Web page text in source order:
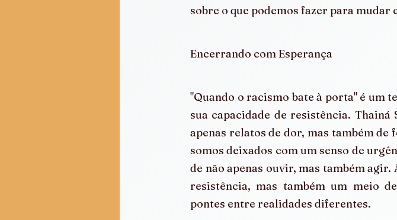
sobre o que podemos fazer para mudar
Encerrando com Esperança
"Quando o racismo bate à porta" é um
sua capacidade de resistência. Thainá
apenas relatos de dor, mas também
somos deixados com um senso de
de não apenas ouvir, mas também
resistência, mas também um meio
pontes entre realidades diferentes.